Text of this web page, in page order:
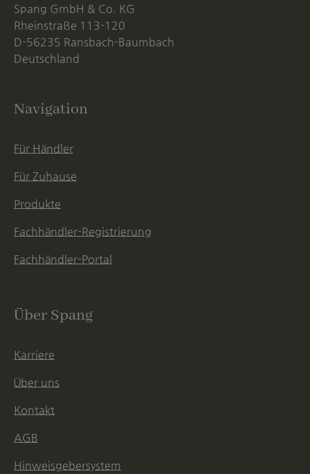
Spang GmbH & Co. KG
Rheinstraße 113-120
D-56235 Ransbach-Baumbach
Deutschland
Navigation
Für Händler
Für Zuhause
Produkte
Fachhändler-Registrierung
Fachhändler-Portal
Über Spang
Karriere
Über uns
Kontakt
AGB
Hinweisgebersystem